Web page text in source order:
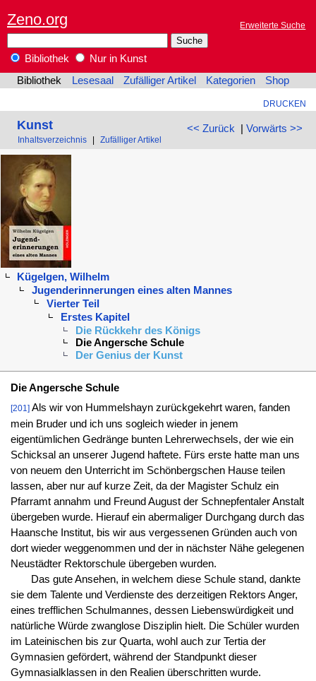
Zeno.org Erweiterte Suche
Bibliothek
Nur in Kunst
Bibliothek
Lesesaal Zufälliger Artikel Kategorien Shop
DRUCKEN
<< Zurück | Vorwärts >>
Kunst
Inhaltsverzeichnis Zufälliger Artikel
Kügelgen, Wilhelm
Jugenderinnerungen eines alten Mannes
Vierter Teil
Erstes Kapitel
Die Rückkehr des Königs
Die Angersche Schule
Der Genius der Kunst
Die Angersche Schule
[201]Als wir von Hummelshayn zurückgekehrt waren, fanden
mein Bruder und ich uns sogleich wieder in jenem
eigentümlichen Gedränge bunten Lehrerwechsels, der wie ein
Schicksal an unserer Jugend haftete. Fürs erste hatte man uns
von neuem den Unterricht im Schönbergschen Hause teilen
lassen, aber nur auf kurze Zeit, da der Magister Schulz ein
Pfarramt annahm und Freund August der Schnepfentaler Anstalt
übergeben wurde. Hierauf ein abermaliger Durchgang durch das
Haansche Institut, bis wir aus vergessenen Gründen auch von
dort wieder weggenommen und der in nächster Nähe gelegenen
Neustädter Rektorschule übergeben wurden.
Das gute Ansehen, in welchem diese Schule stand, dankte
sie dem Talente und Verdienste des derzeitigen Rektors Anger,
eines trefflichen Schulmannes, dessen Liebenswürdigkeit und
natürliche Würde zwanglose Disziplin hielt. Die Schüler wurden
im Lateinischen bis zur Quarta, wohl auch zur Tertia der
Gymnasien gefördert, während der Standpunkt dieser
Gymnasialklassen in den Realien überschritten wurde.